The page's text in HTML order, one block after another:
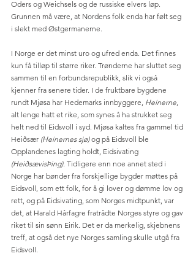
Oders og Weichsels og de russiske elvers løp.
Grunnen må være, at Nordens folk enda har følt seg
i slekt med Østgermanerne.
I Norge er det minst uro og ufred enda. Det finnes
kun få tilløp til større riker. Trønderne har sluttet seg
sammen til en forbundsrepublikk, slik vi også
kjenner fra senere tider. I de fruktbare bygdene
rundt Mjøsa har Hedemarks innbyggere, Heinerne,
alt lenge hatt et rike, som synes å ha strukket seg
helt ned til Eidsvoll i syd. Mjøsa kaltes fra gammel tid
Heiðsær (Heinernes sjø) og på Eidsvoll ble
Opplandenes lagting holdt, Eidsivating
(HeiðsævisÞing). Tidligere enn noe annet sted i
Norge har bønder fra forskjellige bygder møttes på
Eidsvoll, som ett folk, for å gi lover og dømme lov og
rett, og på Eidsivating, som Norges midtpunkt, var
det, at Harald Hårfagre fratrådte Norges styre og gav
riket til sin sønn Eirik. Det er da merkelig, skjebnens
treff, at også det nye Norges samling skulle utgå fra
Eidsvoll.